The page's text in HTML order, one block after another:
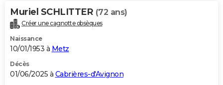
Muriel SCHLITTER (72 ans)
Créer une cagnotte obsèques
Naissance
10/01/1953 à Metz
Décès
01/06/2025 à Cabrières-d'Avignon